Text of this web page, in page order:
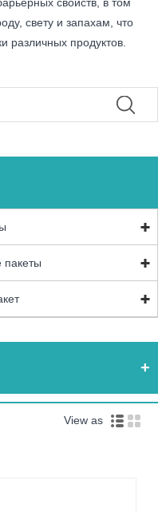
свету и запахам, что
различных продуктов.
View as